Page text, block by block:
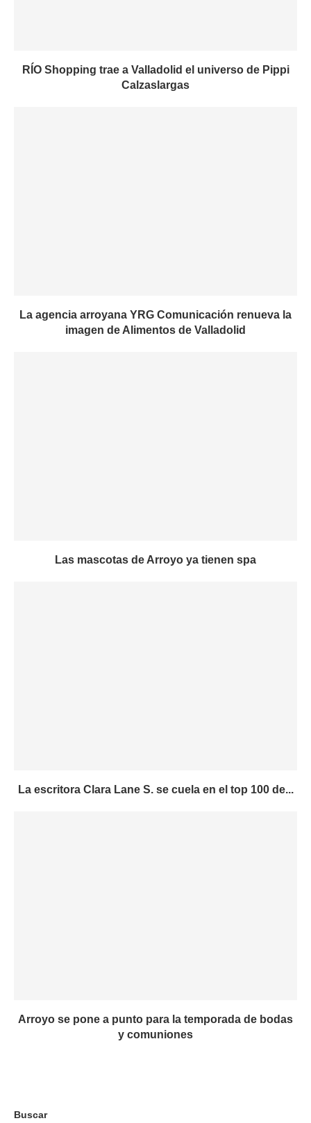
RÍO Shopping trae a Valladolid el universo de Pippi
Calzaslargas
La agencia arroyana YRG Comunicación renueva la
imagen de Alimentos de Valladolid
Las mascotas de Arroyo ya tienen spa
La escritora Clara Lane S. se cuela en el top 100 de...
Arroyo se pone a punto para la temporada de bodas
y comuniones
Buscar